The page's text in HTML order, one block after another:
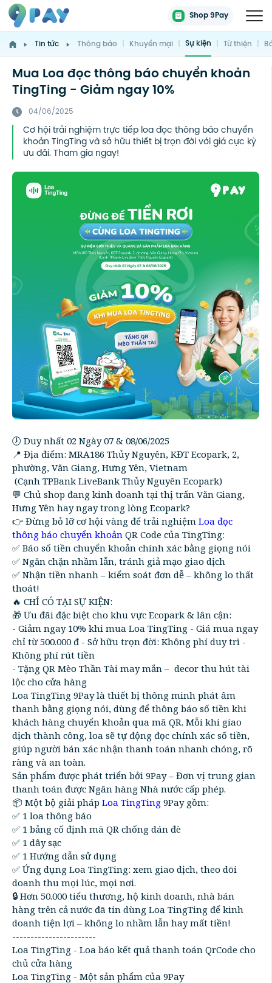
Shop 9Pay
Tin tức Thông báo | Khuyến mại | Sự kiện | Từ thiện |
Mua Loa đọc thông báo chuyển khoản
TingTing - Giảm ngay 10%
04/06/2025
Cơ hội trải nghiệm trực tiếp loa đọc thông báo chuyển
khoản TingTing và sở hữu thiết bị trọn đời với giá cực kỳ
ưu đãi. Tham gia ngay!
🕖 Duy nhất 02 Ngày 07 & 08/06/2025
📍 Địa điểm: MRA186 Thủy Nguyên, KĐT Ecopark, 2,
phường, Văn Giang, Hưng Yên, Vietnam
(Cạnh TPBank LiveBank Thủy Nguyên Ecopark)
💬 Chủ shop đang kinh doanh tại thị trấn Văn Giang,
Hưng Yên hay ngay trong lòng Ecopark?
👉 Đừng bỏ lỡ cơ hội vàng để trải nghiệm Loa đọc
thông báo chuyển khoản QR Code của TingTing:
✅ Báo số tiền chuyển khoản chính xác bằng giọng nói
✅ Ngăn chặn nhầm lẫn, tránh giả mạo giao dịch
✅ Nhận tiền nhanh – kiểm soát đơn dễ – không lo thất
thoát!
🔥 CHỈ CÓ TẠI SỰ KIỆN:
🎁 Ưu đãi đặc biệt cho khu vực Ecopark & lân cận:
- Giảm ngay 10% khi mua Loa TingTing - Giá mua ngay
chỉ từ 500.000 đ - Sở hữu trọn đời: Không phí duy trì -
Không phí rút tiền
- Tặng QR Mèo Thần Tài may mắn – decor thu hút tài
lộc cho cửa hàng
Loa TingTing 9Pay là thiết bị thông minh phát âm
thanh bằng giọng nói, dùng để thông báo số tiền khi
khách hàng chuyển khoản qua mã QR. Mỗi khi giao
dịch thành công, loa sẽ tự động đọc chính xác số tiền,
giúp người bán xác nhận thanh toán nhanh chóng, rõ
ràng và an toàn.
Sản phẩm được phát triển bởi 9Pay – Đơn vị trung gian
thanh toán được Ngân hàng Nhà nước cấp phép.
📦 Một bộ giải pháp Loa TingTing 9Pay gồm:
✅ 1 loa thông báo
✅ 1 bảng cố định mã QR chống dán đè
✅ 1 dây sạc
✅ 1 Hướng dẫn sử dụng
✅ Ứng dụng Loa TingTing: xem giao dịch, theo dõi
doanh thu mọi lúc, mọi nơi.
🔒 Hơn 50.000 tiểu thương, hộ kinh doanh, nhà bán
hàng trên cả nước đã tin dùng Loa TingTing để kinh
doanh tiện lợi – không lo nhầm lẫn hay mất tiền!
-----------------------
Loa TingTing - Loa báo kết quả thanh toán QrCode cho
chủ cửa hàng
Loa TingTing - Một sản phẩm của 9Pay